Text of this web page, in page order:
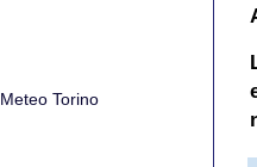
Meteo Torino